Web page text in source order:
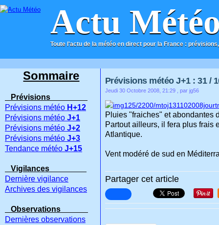
Actu
Toute l'actu de la météo en direct pour la France :
ACCUEIL CONTACT
Prévisions météo J+1 : 31 /
Jeudi 30 Octobre 2008, 21:29 , par jg56
Pluies "fraiches" et abondantes
Partout ailleurs, il fera plus frais
Atlantique.
Vent modéré de sud en
Partager cet article
Sommaire
Prévisions
Prévisions météo H+12
Prévisions météo J+1
Prévisions météo J+2
Prévisions météo J+3
Tendance météo J+15
Vigilances
Dernière vigilance
Archives des vigilances
Observations
Dernières observations